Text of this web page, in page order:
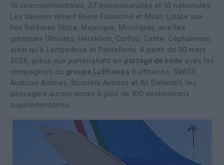
16 intercontinentales, 27 internationales et 16 nationales.
Les liaisons relient Rome Fiumicino et Milan Linate aux
îles Baléares (Ibiza, Majorque, Minorque), aux îles
grecques (Rhodes, Héraklion, Corfou, Zante, Céphalonie),
ainsi qu’à Lampedusa et Pantelleria. À partir du 30 mars
2025, grâce aux partenariats en partage de code avec les
compagnies du groupe Lufthansa (Lufthansa, SWISS,
Austrian Airlines, Brussels Airlines et Air Dolomiti), les
passagers auront accès à plus de 100 destinations
supplémentaires.